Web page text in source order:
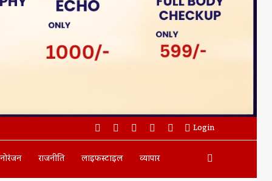
Login
WhatsApp
Instagram
YouTube
Twitter
Facebook
राजनीति लाइफस्टाइल व्यापार